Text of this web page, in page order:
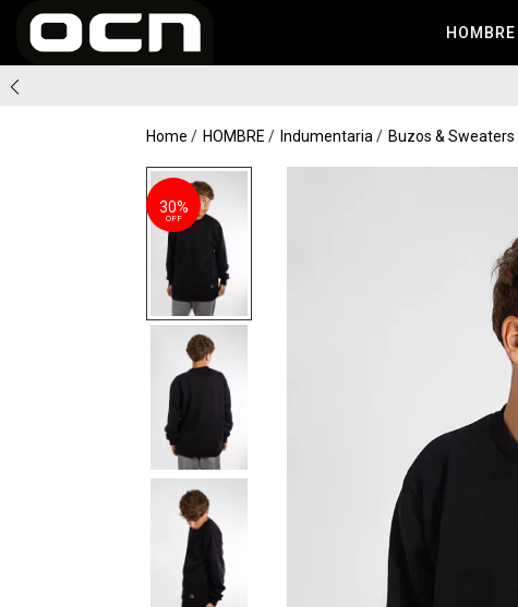
HOMBRE
Home HOMBRE Indumentaria Buzos & Sweaters
30%
OFF